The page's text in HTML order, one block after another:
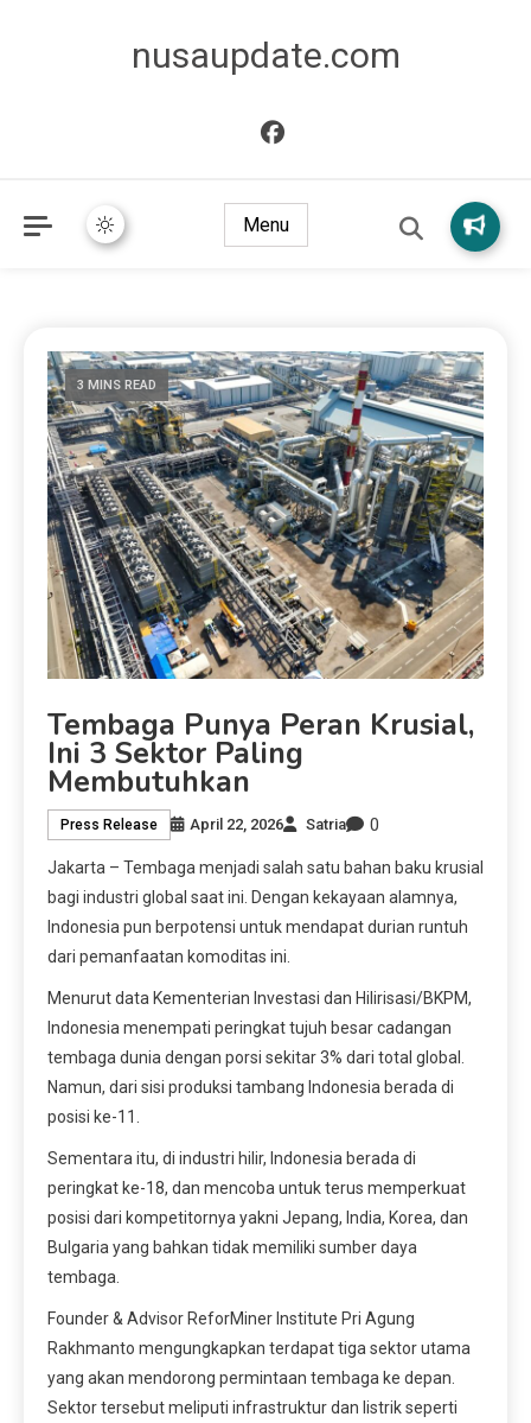
nusaupdate.com
Menu
3 MINS READ
Tembaga Punya Peran Krusial,
Ini 3 Sektor Paling
Membutuhkan
Press Release April 22, 2026 Satria 0
Jakarta – Tembaga menjadi salah satu bahan baku krusial
bagi industri global saat ini. Dengan kekayaan alamnya,
Indonesia pun berpotensi untuk mendapat durian runtuh
dari pemanfaatan komoditas ini.
Menurut data Kementerian Investasi dan Hilirisasi/BKPM,
Indonesia menempati peringkat tujuh besar cadangan
tembaga dunia dengan porsi sekitar 3% dari total global.
Namun, dari sisi produksi tambang Indonesia berada di
posisi ke-11.
Sementara itu, di industri hilir, Indonesia berada di
peringkat ke-18, dan mencoba untuk terus memperkuat
posisi dari kompetitornya yakni Jepang, India, Korea, dan
Bulgaria yang bahkan tidak memiliki sumber daya
tembaga.
Founder & Advisor ReforMiner Institute Pri Agung
Rakhmanto mengungkapkan terdapat tiga sektor utama
yang akan mendorong permintaan tembaga ke depan.
Sektor tersebut meliputi infrastruktur dan listrik seperti